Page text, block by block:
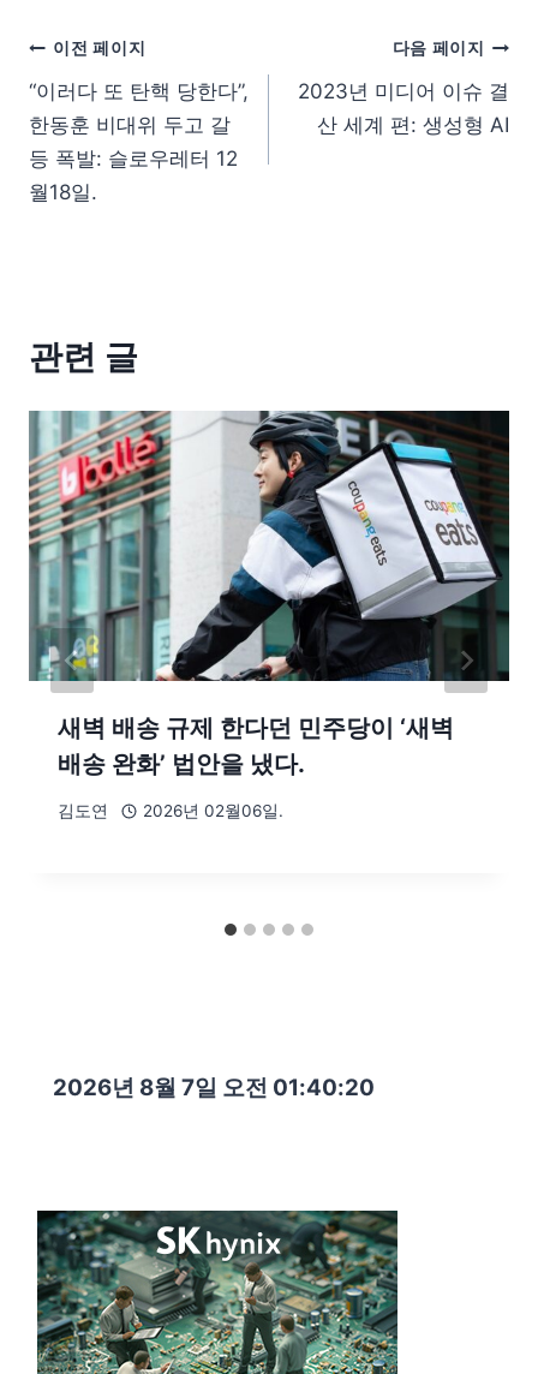
이전 페이지
“이러다 또 탄핵 당한다”,
한동훈 비대위 두고 갈
등 폭발: 슬로우레터 12
월18일.
다음 페이지
2023년 미디어 이슈 결
산 세계 편: 생성형 AI
관련 글
새벽 배송 규제 한다던 민주당이 ‘새벽
배송 완화’ 법안을 냈다.
김도연 2026년 02월06일.
2026년 8월 7일 오전 01:40:21